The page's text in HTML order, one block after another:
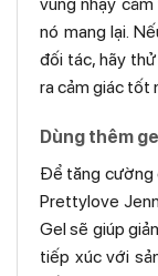
nó mang lại.
đối tác, hãy
ra cảm giác tốt
Dùng thêm gel
Để tăng cường
Prettylove
Gel sẽ giúp
tiếp xúc với